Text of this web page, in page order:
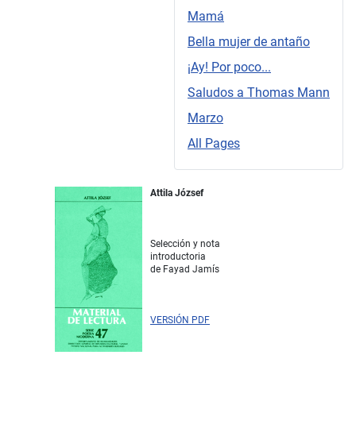
Mamá
Bella mujer de antaño
¡Ay! Por poco...
Saludos a Thomas Mann
Marzo
All Pages
Attila József
Selección y nota
introductoria
de Fayad Jamís
VERSIÓN PDF